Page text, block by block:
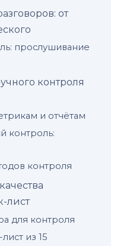
от
прослушивание
контроля
и отчётам
контроль:
контроля
лист
для контроля
из 15